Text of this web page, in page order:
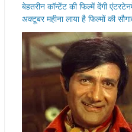
बेहतरीन कॉन्टेंट की फिल्में देंगी
अक्टूबर महीना लाया है फिल्मों की